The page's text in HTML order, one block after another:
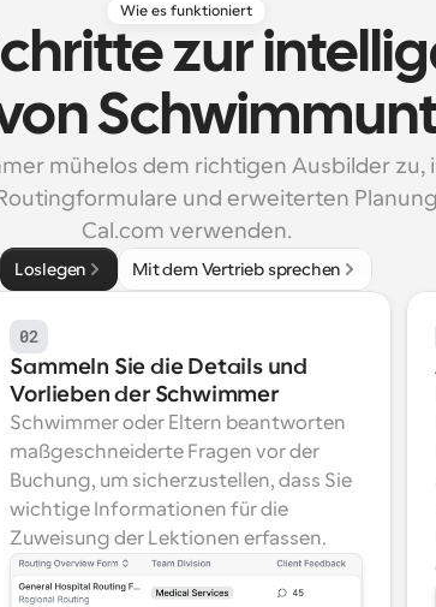
Wie es funktioniert
zur
mühelos dem richtigen Ausbilder zu,
und erweiterten
Cal.com verwenden.
Loslegen Mit dem Vertrieb sprechen
02
Sammeln Sie die Details und
Vorlieben der Schwimmer
Schwimmer oder Eltern beantworten
maßgeschneiderte Fragen vor der
Buchung, um sicherzustellen, dass Sie
wichtige Informationen für die
Zuweisung der Lektionen erfassen.